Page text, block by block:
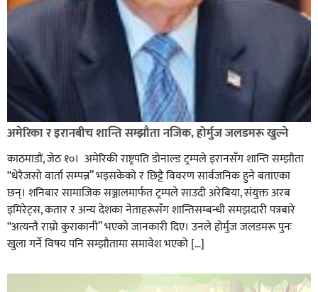
अमेरिका र इरानबीच शान्ति सम्झौता नजिक, होर्मुज जलडमरू खुल्ने
काठमाडाैं, जेठ १०। अमेरिकी राष्ट्रपति डोनाल्ड ट्रम्पले इरानसँग शान्ति सम्झौता
“धेरैजसो वार्ता सम्पन्न” भइसकेको र छिट्टै विवरण सार्वजनिक हुने बताएका
छन्। शनिबार सामाजिक सञ्जालमार्फत ट्रम्पले साउदी अरेबिया, संयुक्त अरब
इमिरेट्स, कतार र अन्य देशका नेताहरूसँग शान्तिसम्बन्धी समझदारी पत्रबारे
“अत्यन्तै राम्रो कुराकानी” भएको जानकारी दिए। उनले होर्मुज जलडमरू पुनः
खुला गर्ने विषय पनि सम्झौतामा समावेश भएको […]